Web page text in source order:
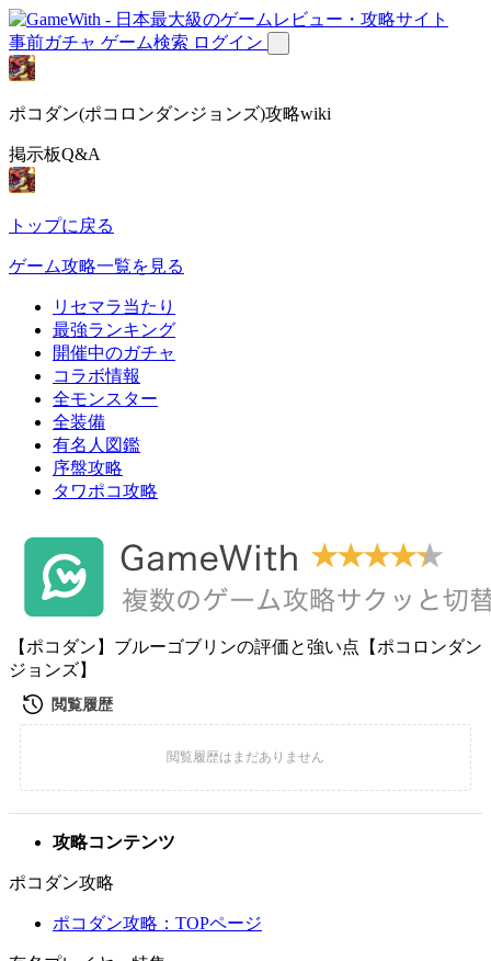
事前ガチャ ゲーム検索 ログイン
ポコダン(ポコロンダンジョンズ)攻略wiki
掲示板Q&A
トップに戻る
ゲーム攻略一覧を見る
リセマラ当たり
最強ランキング
開催中のガチャ
コラボ情報
全モンスター
全装備
有名人図鑑
序盤攻略
タワポコ攻略
【ポコダン】ブルーゴブリンの評価と強い点【ポコロンダン
ジョンズ】
攻略コンテンツ
ポコダン攻略
ポコダン攻略：TOPページ